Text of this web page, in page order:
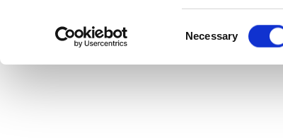
Necessary